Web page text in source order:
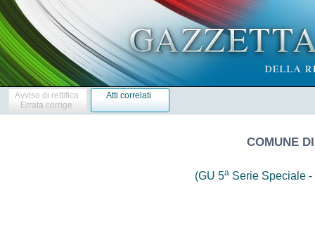
Avviso di rettifica
Errata corrige
Atti correlati
COMUNE
(GU 5aSerie Speciale -